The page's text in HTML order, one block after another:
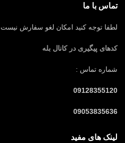
تماس با ما
لطفا توجه کنید امکان لغو سفارش نیست .
کدهای پیگیری در کانال بله
شماره تماس :
09128355120
09053835636
لینک های مفید